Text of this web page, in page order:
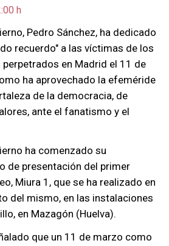
h
Pedro Sánchez, ha dedicado
recuerdo" a las víctimas de los
en Madrid el 11 de
ha aprovechado la efeméride
de la democracia, de
ante el fanatismo y el
ha comenzado su
de presentación del primer
Miura 1, que se ha realizado en
del mismo, en las instalaciones
en Mazagón (Huelva).
que un 11 de marzo como